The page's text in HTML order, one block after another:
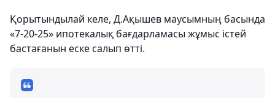
Қорытындылай келе, Д.Ақышев маусымның басында
«7-20-25» ипотекалық бағдарламасы жұмыс істей
бастағанын еске салып өтті.